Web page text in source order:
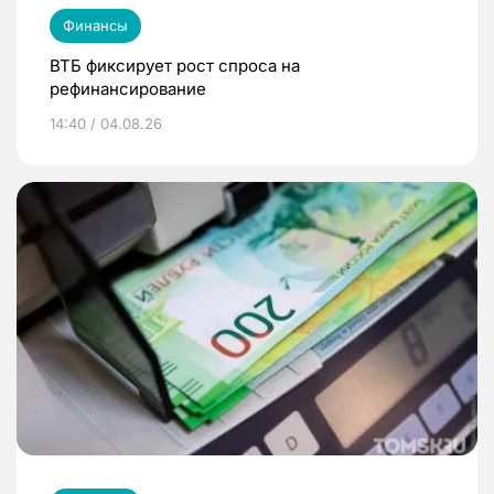
Финансы
ВТБ фиксирует рост спроса на
рефинансирование
14:40 / 04.08.26